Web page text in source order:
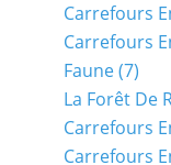
Carrefours
Carrefours
Faune(7)
La Forêt De
Carrefours
Carrefours